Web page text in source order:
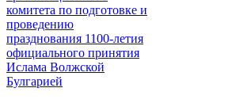
комитета по подготовке и
проведению
празднования 1100-летия
официального принятия
Ислама Волжской
Булгарией